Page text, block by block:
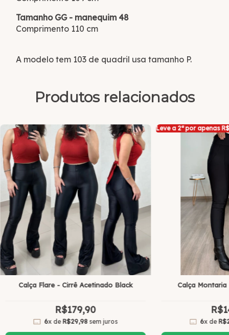
Tamanho GG - manequim 48
Comprimento 110 cm
A modelo tem 103 de quadril usa tamanho P.
Produtos relacionados
Calça Flare - Cirrê Acetinado Black
R$179,90
6x de R$29,98sem juros
Leve a 2ª por apenas
Calça
6x de